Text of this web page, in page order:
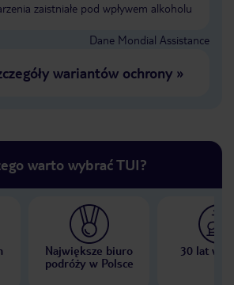
zaistniałe pod wpływem alkoholu
Dane Mondial Assistance
wariantów ochrony»
warto wybrać TUI?
Największe biuro
podróży w Polsce
30 lat w